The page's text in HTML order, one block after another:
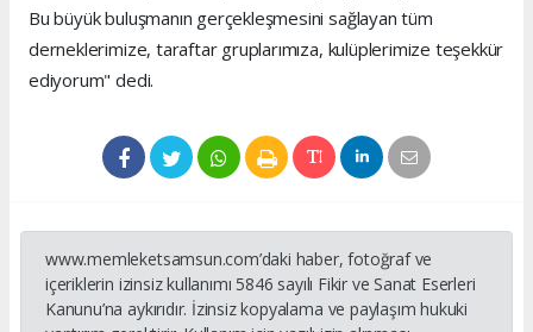
Bu büyük buluşmanın gerçekleşmesini sağlayan tüm
derneklerimize, taraftar gruplarımıza, kulüplerimize teşekkür
ediyorum" dedi.
www.memleketsamsun.com’daki haber, fotoğraf ve
içeriklerin izinsiz kullanımı 5846 sayılı Fikir ve Sanat Eserleri
Kanunu’na aykırıdır. İzinsiz kopyalama ve paylaşım hukuki